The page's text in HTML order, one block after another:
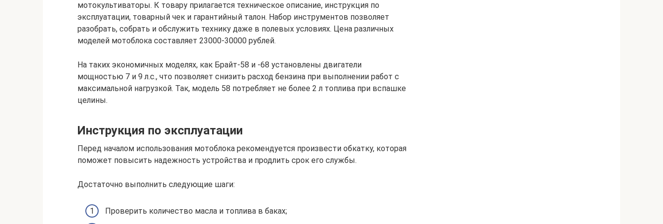
мотокультиваторы. К товару прилагается техническое описание, инструкция по
эксплуатации, товарный чек и гарантийный талон. Набор инструментов позволяет
разобрать, собрать и обслужить технику даже в полевых условиях. Цена различных
моделей мотоблока составляет 23000-30000 рублей.
На таких экономичных моделях, как Брайт-58 и -68 установлены двигатели
мощностью 7 и 9 л.с., что позволяет снизить расход бензина при выполнении работ с
максимальной нагрузкой. Так, модель 58 потребляет не более 2 л топлива при вспашке
целины.
Инструкция по эксплуатации
Перед началом использования мотоблока рекомендуется произвести обкатку, которая
поможет повысить надежность устройства и продлить срок его службы.
Достаточно выполнить следующие шаги:
Проверить количество масла и топлива в баках;